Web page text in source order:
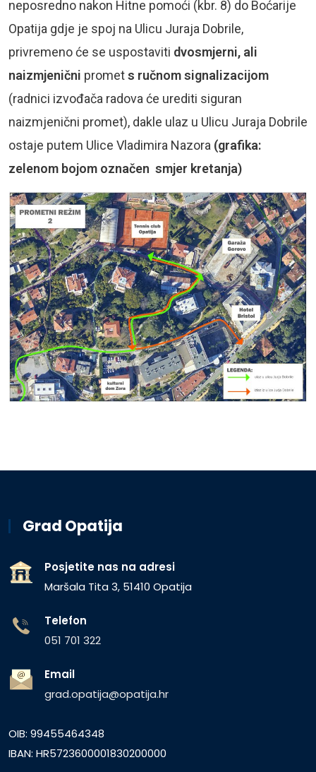
neposredno nakon Hitne pomoći (kbr. 8) do Boćarije
Opatija gdje je spoj na Ulicu Juraja Dobrile,
privremeno će se uspostaviti dvosmjerni, ali
naizmjenični promets ručnom signalizacijom
(radnici izvođača radova će urediti siguran
naizmjenični promet), dakle ulaz u Ulicu Juraja Dobrile
ostaje putem Ulice Vladimira Nazora (grafika:
zelenom bojom označen smjer kretanja)
Grad Opatija
Posjetite nas na adresi
Maršala Tita 3, 51410 Opatija
Telefon
051 701 322
Email
grad.opatija@opatija.hr
OIB: 99455464348
IBAN: HR5723600001830200000